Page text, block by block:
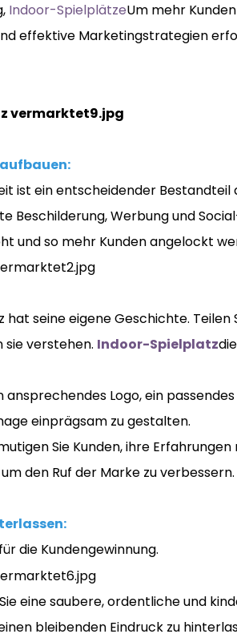
Indoor-SpielplätzeUm mehr
effektive Marketingstrategien
ist ein entscheidender Bestandteil
Beschilderung, Werbung und
und so mehr Kunden angelockt
hat seine eigene Geschichte. Teilen
sie verstehen. Indoor-Spielplatz
ansprechendes Logo, ein
einprägsam zu gestalten.
Sie Kunden, ihre
den Ruf der Marke zu verbessern.
die Kundengewinnung.
eine saubere, ordentliche und
bleibenden Eindruck zu